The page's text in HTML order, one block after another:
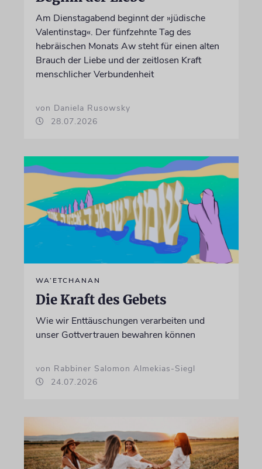
Am Dienstagabend beginnt der »jüdische
Valentinstag«. Der fünfzehnte Tag des
hebräischen Monats Aw steht für einen alten
Brauch der Liebe und der zeitlosen Kraft
menschlicher Verbundenheit
von Daniela Rusowsky
28.07.2026
WA’ETCHANAN
Die Kraft des Gebets
Wie wir Enttäuschungen verarbeiten und
unser Gottvertrauen bewahren können
von Rabbiner Salomon Almekias-Siegl
24.07.2026